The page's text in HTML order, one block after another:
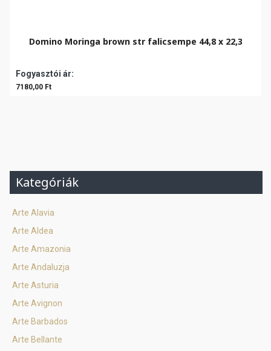
Domino Moringa brown str falicsempe 44,8 x 22,3
Fogyasztói ár:
7180,00 Ft
Kategóriák
Arte Alavia
Arte Aldea
Arte Amazonia
Arte Andaluzja
Arte Asturia
Arte Avignon
Arte Barbados
Arte Bellante